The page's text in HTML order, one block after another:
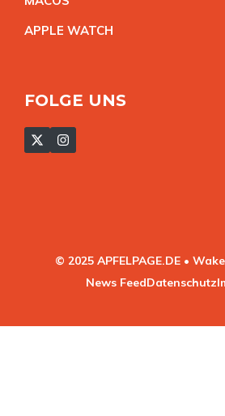
APPLE WATCH
FOLGE UNS
© 2025 APFELPAGE.DE •
News FeedDatenschutz